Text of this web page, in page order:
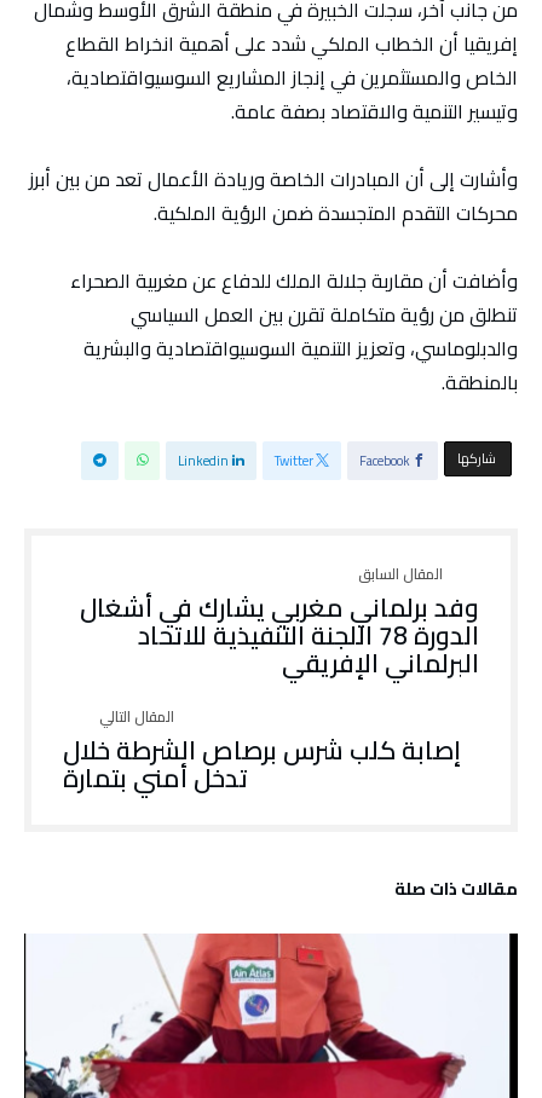
من جانب آخر، سجلت الخبيرة في منطقة الشرق الأوسط وشمال
إفريقيا أن الخطاب الملكي شدد على أهمية انخراط القطاع
الخاص والمستثمرين في إنجاز المشاريع السوسيواقتصادية،
وتيسير التنمية والاقتصاد بصفة عامة.
وأشارت إلى أن المبادرات الخاصة وريادة الأعمال تعد من بين أبرز
محركات التقدم المتجسدة ضمن الرؤية الملكية.
وأضافت أن مقاربة جلالة الملك للدفاع عن مغربية الصحراء
تنطلق من رؤية متكاملة تقرن بين العمل السياسي
والدبلوماسي، وتعزيز التنمية السوسيواقتصادية والبشرية
بالمنطقة.
‫‫ شاركها‬ Facebook
Twitter
Linkedin
وفد برلماني مغربي يشارك في أشغال
الدورة 78 اللجنة التنفيذية للاتحاد
البرلماني الإفريقي
إصابة كلب شرس برصاص الشرطة خلال
تدخل أمني بتمارة
‫مقالات ذات صلة‬